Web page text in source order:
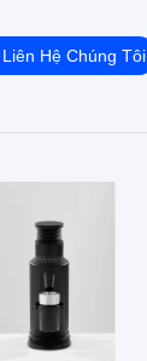
Liên Hệ Chúng Tôi